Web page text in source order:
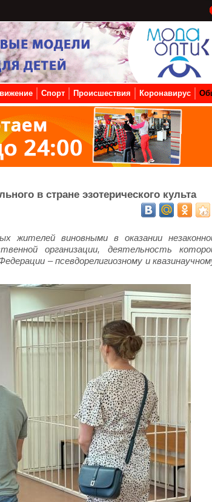
Спорт Происшествия Коронавирус
в стране эзотерического культа
жителей виновными в оказании
организации, деятельность
– псевдорелигиозному и